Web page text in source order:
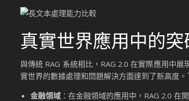
真實世界應用中的突
與傳統 RAG 系統相比，RAG 2.0 在實際應用中
實世界的數據處理和問題解決方面達到了新高度
金融領域 ：在金融領域的應用中，RAG 2.0 在